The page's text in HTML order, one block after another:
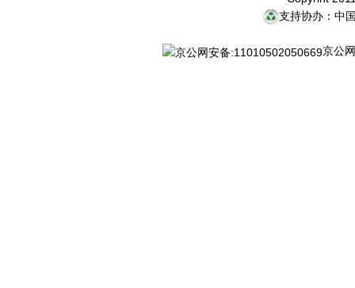
支持协办：中
京公